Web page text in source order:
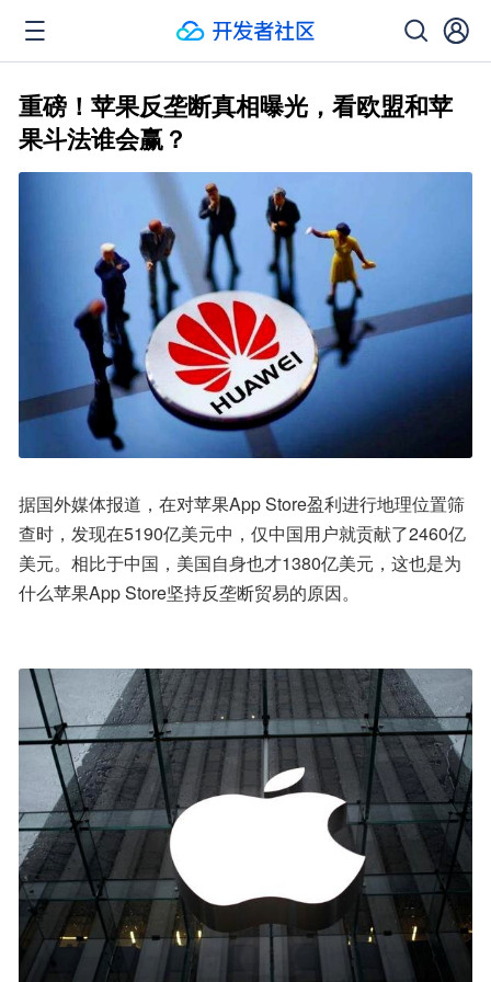
重磅！苹果反垄断真相曝光，看欧盟和苹
果斗法谁会赢？
据国外媒体报道，在对苹果App Store盈利进行地理位置筛
查时，发现在5190亿美元中，仅中国用户就贡献了2460亿
美元。相比于中国，美国自身也才1380亿美元，这也是为
什么苹果App Store坚持反垄断贸易的原因。